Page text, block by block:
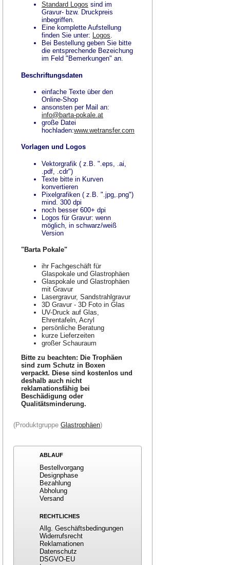
Standard Logos sind im
Gravur- bzw. Druckpreis
inbegriffen.
Eine komplette Aufstellung
finden Sie unter: Logos.
Bei Bestellung geben Sie bitte
die entsprechende Bezeichung
im Feld "Bemerkungen" an.
Beschriftungsdaten
einfache Texte über den
Online-Shop
ansonsten per Mail an:
info@barta-pokale.at
große Datei
hochladen:www.wetransfer.com
Vorlagen und Logos
Vektorgrafik ( z.B. ".eps, .ai,
.pdf, .cdr")
Texte bitte in Kurven
konvertieren
Pixelgrafiken ( z.B. ".jpg,.png")
mind. 300 dpi
noch besser 600+ dpi
Logos für Gravur: wenn
möglich, in schwarz/weiß
Version
"Barta Pokale"
ihr Fachgeschäft für
Glaspokale und Glastrophäen
Glaspokale und Glastrophäen
mit Gravur
Lasergravur, Sandstrahlgravur
3D Gravur - 3D Foto in Glas
UV-Druck auf Glas,
Ehrentafeln, Acryl
persönliche Beratung
kurze Lieferzeiten
großer Schauraum
Bitte zu beachten: Die Trophäen
sind zum Schutz in Boxen
verpackt. Diese sind kostenlos und
deshalb auch nicht
reklamationsfähig bei
Beschädigung oder
Qualitätsminderung.
(Produktgruppe Glastrophäen)
ABLAUF
Bestellvorgang
Designphase
Bezahlung
Abholung
Versand
RECHTLICHES
Allg. Geschäftsbedingungen
Widerrufsrecht
Reklamationen
Datenschutz
DSGVO-EU